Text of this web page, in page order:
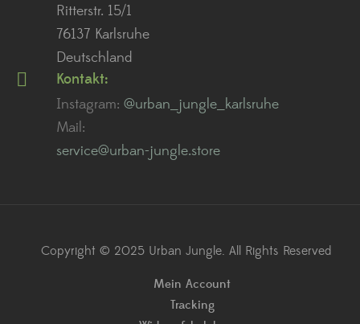
Ritterstr. 15/1
76137 Karlsruhe
Deutschland
Kontakt:
Instagram: @urban_jungle_karlsruhe
Mail:
service@urban-jungle.store
Copyright © 2025 Urban Jungle. All Rights Reserved
Mein Account
Tracking